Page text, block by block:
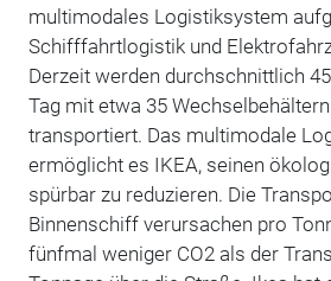
multimodales Logistiksystem
Schifffahrtlogistik und
Derzeit werden durchschnittlich
Tag mit etwa 35
transportiert. Das multimodale
ermöglicht es IKEA, seinen
spürbar zu reduzieren. Die
Binnenschiff verursachen pro
fünfmal weniger CO2 als der